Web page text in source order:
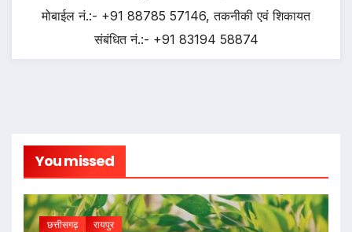
मोबाईल नं.:- +91 88785 57146, तकनीकी एवं शिकायत
संबंधित नं.:- +91 83194 58874
You missed
छत्तीसगढ़ रायपुर